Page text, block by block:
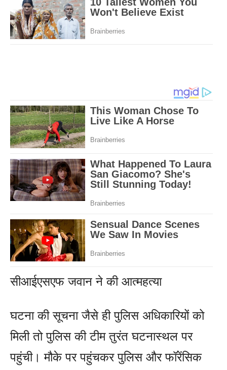
सीआईएसएफ जवान ने की आत्महत्या
घटना की सूचना जैसे ही पुलिस अधिकारियों को
मिली तो पुलिस की टीम तुरंत घटनास्थल पर
पहुंची। मौके पर पहुंचकर पुलिस और फॉरेंसिक